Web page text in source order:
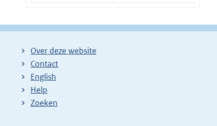
Over deze website
Contact
English
Help
Zoeken